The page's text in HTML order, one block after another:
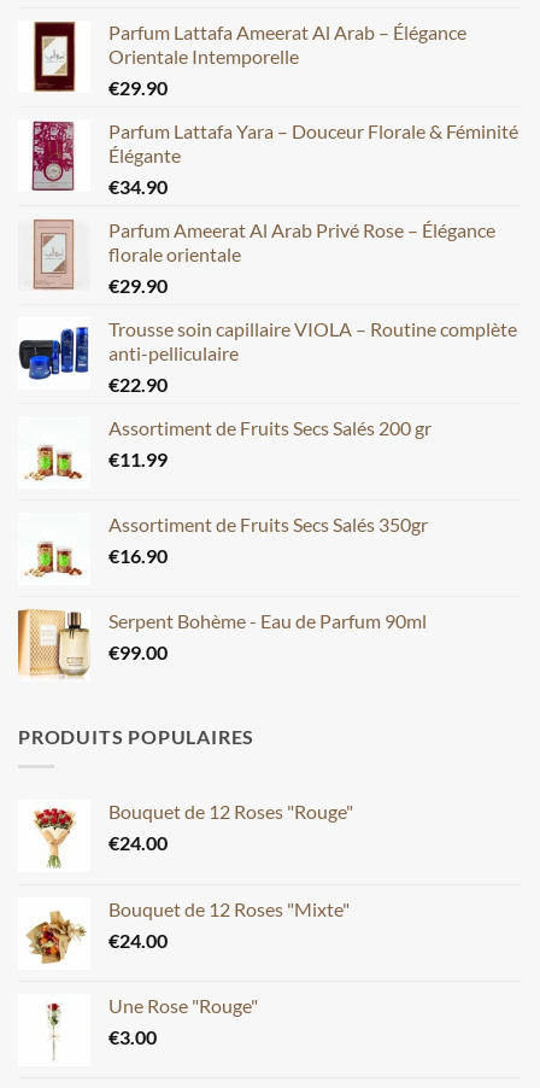
Parfum Lattafa Ameerat Al Arab – Élégance
Orientale Intemporelle
€29.90
Parfum Lattafa Yara – Douceur Florale & Féminité
Élégante
€34.90
Parfum Ameerat Al Arab Privé Rose – Élégance
florale orientale
€29.90
Trousse soin capillaire VIOLA – Routine complète
anti-pelliculaire
€22.90
Assortiment de Fruits Secs Salés 200 gr
€11.99
Assortiment de Fruits Secs Salés 350gr
€16.90
Serpent Bohème - Eau de Parfum 90ml
€99.00
PRODUITS POPULAIRES
Bouquet de 12 Roses "Rouge"
€24.00
Bouquet de 12 Roses "Mixte"
€24.00
Une Rose "Rouge"
€3.00